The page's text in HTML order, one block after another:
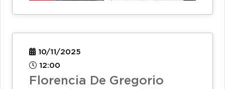
10/11/2025
12:00
Florencia De Gregorio